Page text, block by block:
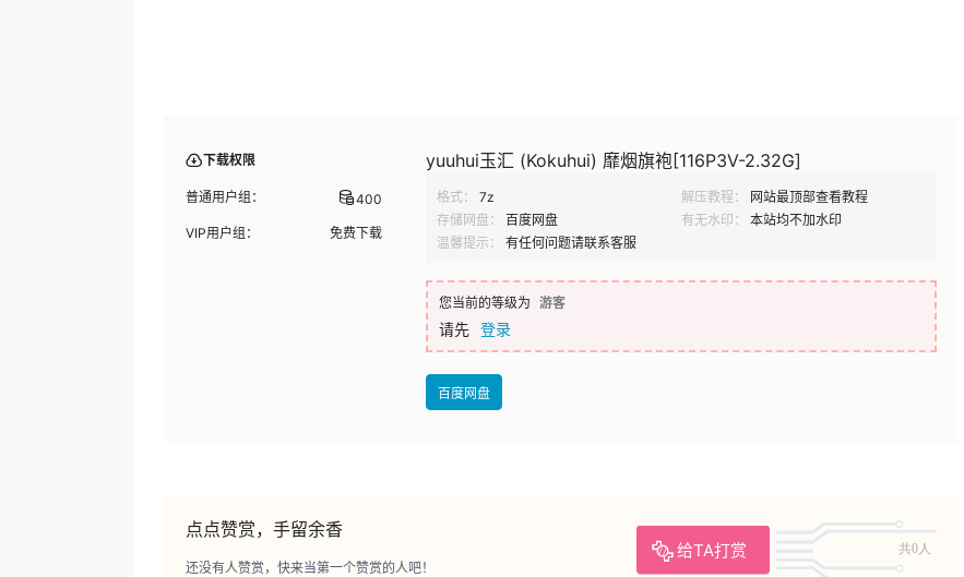
下载权限
普通用户组： 400
VIP用户组： 免费下载
yuuhui玉汇 (Kokuhui) 靡烟旗袍[116P3V-2.32G]
格式： 7z 解压教程：
网站最顶部查看教程
存储网盘：
百度网盘 有无水印：
本站均不加水印
温馨提示：
有任何问题请联系客服
您当前的等级为 游客
请先 登录
百度网盘
点点赞赏，手留余香
给TA打赏 共0人
还没有人赞赏，快来当第一个赞赏的人吧！